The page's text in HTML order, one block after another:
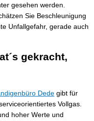
gesehen werden.
Sie Beschleunigung
Unfallgefahr, gerade auch
gekracht,
Dede gibt für
Vollgas.
hoher Werte und